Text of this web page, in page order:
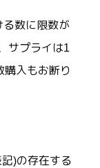
る数に限数が
サプライは1
購入もお断り
)の存在する